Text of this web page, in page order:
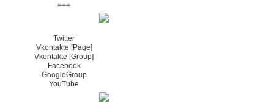
===
Twitter
Vkontakte [Page]
Vkontakte [Group]
Facebook
GoogleGroup
YouTube